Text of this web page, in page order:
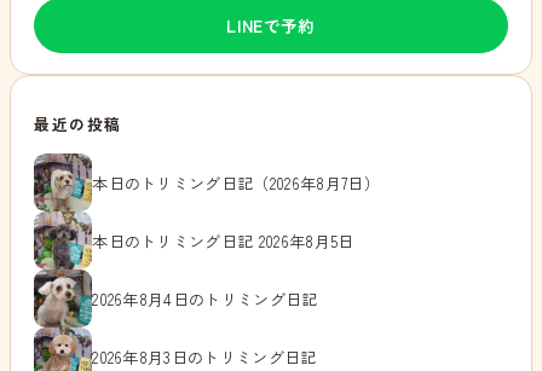
LINEで予約
最近の投稿
本日のトリミング日記（2026年8月7日）
本日のトリミング日記 2026年8月5日
2026年8月4日のトリミング日記
2026年8月3日のトリミング日記